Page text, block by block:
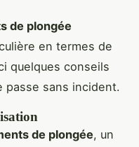
de plongée
en termes de
quelques conseils
passe sans incident.
de plongée, un